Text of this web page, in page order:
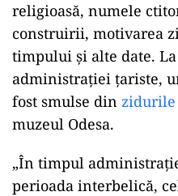
religioasă, numele
construirii, motivarea
timpului și alte date.
administrației țariste,
fost smulse din zidurile
muzeul Odesa.
„În timpul
perioada interbelică,